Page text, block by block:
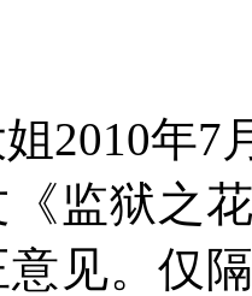
2010年7
《监狱之
见。仅